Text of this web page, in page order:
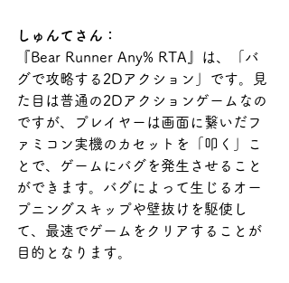
しゅんてさん：
『Bear Runner Any% RTA』は、「バ
グで攻略する2Dアクション」です。見
た目は普通の2Dアクションゲームなの
ですが、プレイヤーは画面に繋いだフ
ァミコン実機のカセットを「叩く」こ
とで、ゲームにバグを発生させること
ができます。バグによって生じるオー
プニングスキップや壁抜けを駆使し
て、最速でゲームをクリアすることが
目的となります。